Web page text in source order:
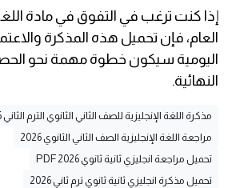
إذا كنت ترغب في التفوق في مادة اللغة
العام، فإن تحميل هذه المذكرة
اليومية سيكون خطوة مهمة نحو
النهائية.
مذكرة اللغة الإنجليزية للصف الثاني الثانوي الترم الثاني 2026 PDF
مراجعة اللغة الإنجليزية الصف الثاني الثانوي 2026
تحميل مراجعة انجليزي ثانية ثانوي 2026 PDF
تحميل مذكرة انجليزي ثانية ثانوي ترم ثاني 2026